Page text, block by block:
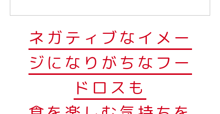
ネガティブなイメー
ジになりがちなフー
ドロスも